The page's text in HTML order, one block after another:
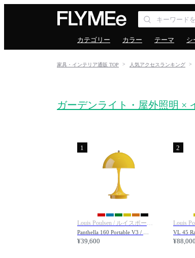
カテゴリー カラー テーマ シ
家具・インテリア通販 TOP 人気アクセスランキング
ガーデンライト・屋外照明 ×
1
¥39,600
2
¥88,000